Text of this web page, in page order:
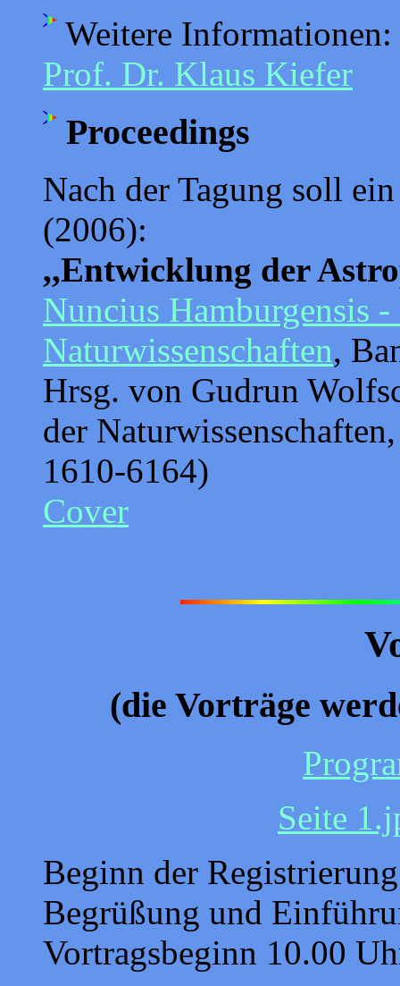
Weitere
Prof. Dr. Klaus Kiefer
Proceedings
Nach der Tagung soll
(2006):
,,Entwicklung der
Nuncius Hamburgensis
Naturwissenschaften,
Hrsg. von Gudrun
der
1610-6164)
Cover
(die Vorträge
Seite
Beginn der
Begrüßung und
Vortragsbeginn 10.00